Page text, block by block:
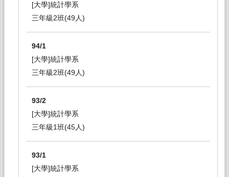
[大學]統計學系
三年級2班(49人)
94/1
[大學]統計學系
三年級2班(49人)
93/2
[大學]統計學系
三年級1班(45人)
93/1
[大學]統計學系